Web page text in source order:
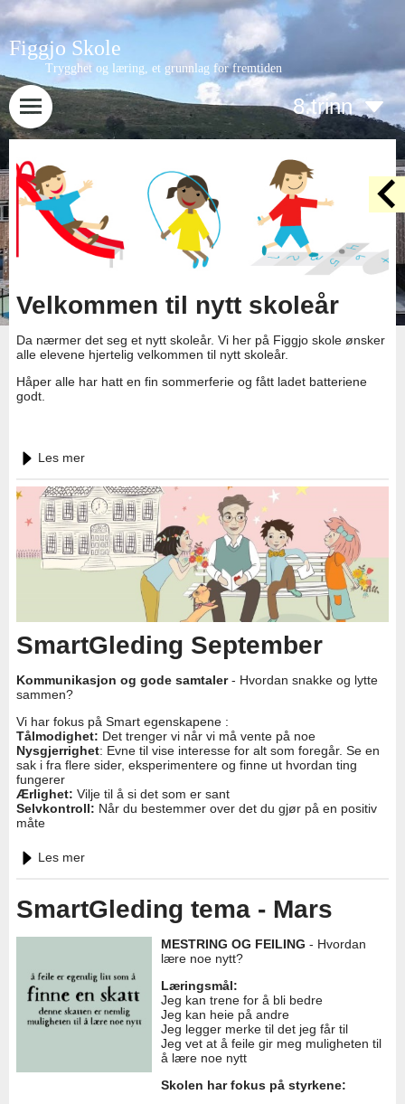
Figgjo Skole
Trygghet og læring, et grunnlag for fremtiden
8.trinn
Velkommen til nytt skoleår
Da nærmer det seg et nytt skoleår. Vi her på Figgjo skole ønsker
alle elevene hjertelig velkommen til nytt skoleår.
Håper alle har hatt en fin sommerferie og fått ladet batteriene
godt.
Les mer
SmartGleding September
Kommunikasjon og gode samtaler- Hvordan snakke og lytte
sammen?
Vi har fokus på Smart egenskapene :
Tålmodighet: Det trenger vi når vi må vente på noe
Nysgjerrighet: Evne til vise interesse for alt som foregår. Se en
sak i fra flere sider, eksperimentere og finne ut hvordan ting
fungerer
Ærlighet: Vilje til å si det som er sant
Selvkontroll: Når du bestemmer over det du gjør på en positiv
måte
Les mer
SmartGleding tema - Mars
MESTRING OG FEILING - Hvordan
lære noe nytt?
Læringsmål:
Jeg kan trene for å bli bedre
Jeg kan heie på andre
Jeg legger merke til det jeg får til
Jeg vet at å feile gir meg muligheten til
å lære noe nytt
Skolen har fokus på styrkene: